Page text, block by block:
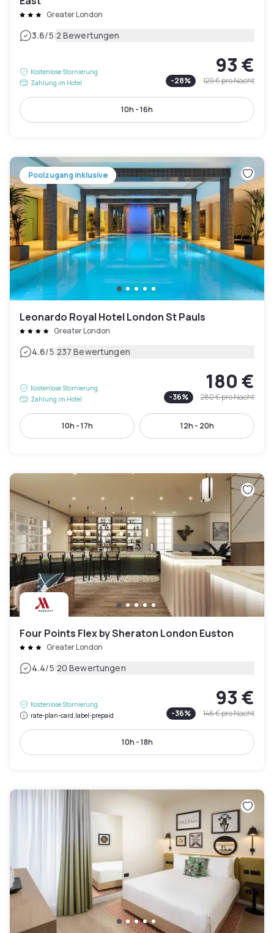
Greater London
3.6/5|2 Bewertungen
Kostenlose Stornierung
Zahlung im Hotel
93 €
-28% 129 €pro Nacht
10h - 16h
Poolzugang inklusive
Leonardo Royal Hotel London St Pauls
Greater London
4.6/5|237 Bewertungen
Kostenlose Stornierung
Zahlung im Hotel
180 €
-36% 280 €pro Nacht
10h - 17h 12h - 20h
Four Points Flex by Sheraton London Euston
Greater London
4.4/5|20 Bewertungen
Kostenlose Stornierung
rate-plan-card.label-prepaid
93 €
-36% 146 €pro Nacht
10h - 18h